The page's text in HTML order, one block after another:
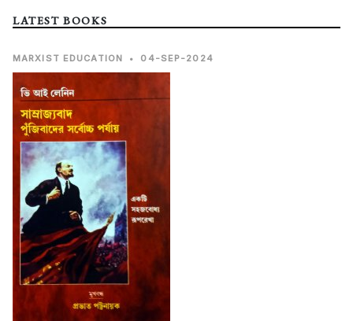
LATEST BOOKS
MARXIST EDUCATION • 04-SEP-2024